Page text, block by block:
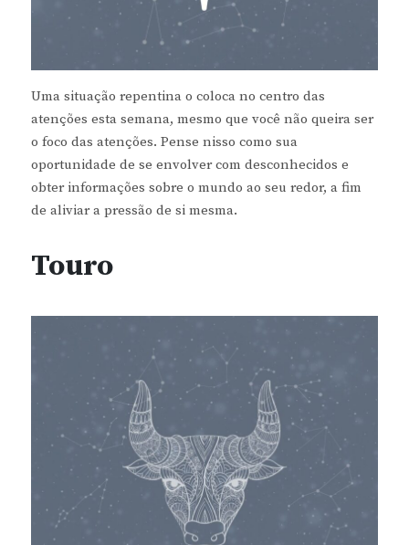
Uma situação repentina o coloca no centro das
atenções esta semana, mesmo que você não queira ser
o foco das atenções. Pense nisso como sua
oportunidade de se envolver com desconhecidos e
obter informações sobre o mundo ao seu redor, a fim
de aliviar a pressão de si mesma.
Touro